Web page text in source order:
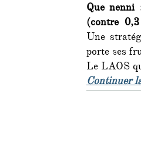
Que nenni
(contre 0,3
Une
porte ses
Le LAOS
Continuer